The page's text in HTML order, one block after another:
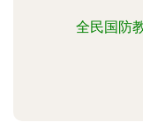
全民国防